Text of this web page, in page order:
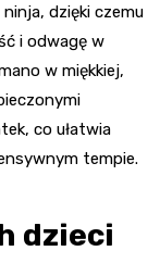
dzięki czemu
i odwagę w
w miękkiej,
co ułatwia
tempie.
dzieci